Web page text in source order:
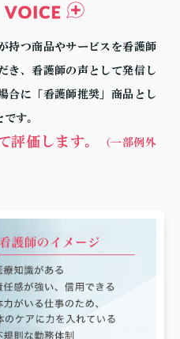
持つ商品やサービスを看護師
き、看護師の声として発信し
合に「看護師推奨」商品とし
す。
評価します。 （一部例外